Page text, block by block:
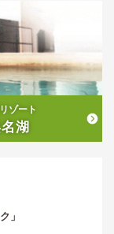
ゾート
湖
」